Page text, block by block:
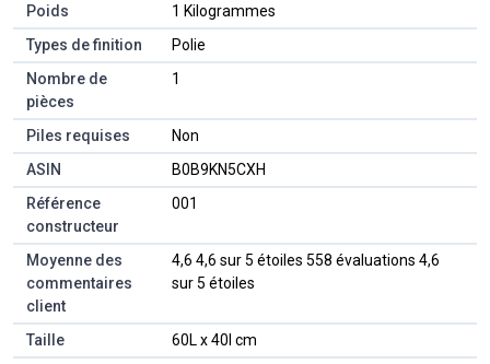
Poids
‎1 Kilogrammes
Types de finition
‎Polie
Nombre de
pièces
‎1
Piles requises
‎Non
ASIN
B0B9KN5CXH
Référence
constructeur
001
Moyenne des
commentaires
client
4,6 4,6 sur 5 étoiles 558 évaluations 4,6
sur 5 étoiles
Taille
60L x 40l cm